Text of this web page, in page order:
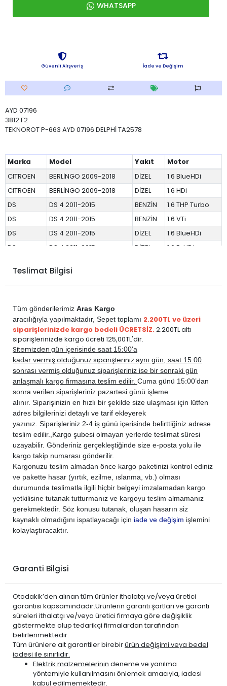
WHATSAPP
Güvenli Alışveriş İade ve Değişim
AYD 07196
3812.F2
TEKNOROT P-663 AYD 07196 DELPHİ TA2578
Marka Model Yakıt
Motor
CITROEN
BERLİNGO 2009-2018 DİZEL
1.6 BlueHDi
CITROEN
BERLİNGO 2009-2018 DİZEL
1.6 HDi
DS
DS 4 2011-2015 BENZİN
1.6 THP Turbo
DS
DS 4 2011-2015 BENZİN
1.6 VTi
DS
DS 4 2011-2015 DİZEL
1.6 BlueHDi
DS
DS 4 2011-2015 DİZEL
1.6 E-HDi
PEUGEOT
3008 2009-2016
PEUGEOT
3008 2009-2016
PEUGEOT
3008 2009-2016 DİZEL
1.6 BlueHDi
PEUGEOT
3008 2009-2016 DİZEL
1.6 E-HDi
PEUGEOT
3008 2009-2016 DİZEL
PEUGEOT
308 2007-2013 BENZİN
1.6 THP Turbo
PEUGEOT
308 2007-2013 BENZİN
1.6 VTi
PEUGEOT
308 2007-2013 DİZEL
1.6 E-HDi
PEUGEOT
308 2007-2013 DİZEL
1.6 HDi
PEUGEOT
5008 2009-2016 DİZEL
PEUGEOT
5008 2009-2016 DİZEL
1.6 E-HDi
PEUGEOT
5008 2009-2016 DİZEL
1.6 HDi
PEUGEOT
PARTNER 2008-2018
PEUGEOT
PARTNER 2008-2018 DİZEL 1.6 HDi
Teslimat Bilgisi
Tüm gönderilerimiz Aras Kargo
aracılığıyla yapılmaktadır, Sepet toplamı 2.200TL ve üzeri
siparişlerinizde kargo bedeli ÜCRETSİZ.2.200TL altı
siparişlerinizde kargo ücreti 125,00TL'dir.
Sitemizden gün içerisinde saat 15:00'a
kadar vermiş olduğunuz siparişleriniz aynı gün, saat 15:00
sonrası vermiş olduğunuz siparişleriniz ise bir sonraki gün
anlaşmalı kargo firmasına teslim edilir. Cuma günü 15:00’dan
sonra verilen siparişleriniz pazartesi günü işleme
alınır. Siparişinizin en hızlı bir şekilde size ulaşması için lütfen
adres bilgilerinizi detaylı ve tarif ekleyerek
yazınız. Siparişleriniz 2-4 iş günü içerisinde belirttiğiniz adrese
teslim edilir., Kargo şubesi olmayan yerlerde teslimat süresi
uzayabilir. Gönderiniz gerçekleştiğinde size e-posta yolu ile
kargo takip numarası gönderilir.
Kargonuzu teslim almadan önce kargo paketinizi kontrol ediniz
ve pakette hasar (yırtık, ezilme, ıslanma, vb.) olması
durumunda teslimatla ilgili hiçbir belgeyi imzalamadan kargo
yetkilisine tutanak tutturmanız ve kargoyu teslim almamanız
gerekmektedir. Söz konusu tutanak, oluşan hasarın siz
kaynaklı olmadığını ispatlayacağı için iade ve değişim işlemini
kolaylaştıracaktır.
Garanti Bilgisi
Otodakik’den alınan tüm ürünler ithalatçı ve/veya üretici
garantisi kapsamındadır.Ürünlerin garanti şartları ve garanti
süreleri ithalatçı ve/veya üretici firmaya göre değişiklik
göstermekte olup tedarikçi firmalardan tarafından
belirlenmektedir.
Tüm ürünlere ait garantiler birebirürün değişimi veya bedel
iadesi ile sınırlıdır.
Elektrik malzemelerinin deneme ve yanılma
yöntemiyle kullanılmasını önlemek amacıyla, iadesi
kabul edilmemektedir.